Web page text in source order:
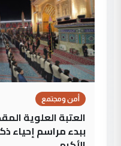
أمن ومجتمع
العتبة العلوية
ببدء مراسم إحياء